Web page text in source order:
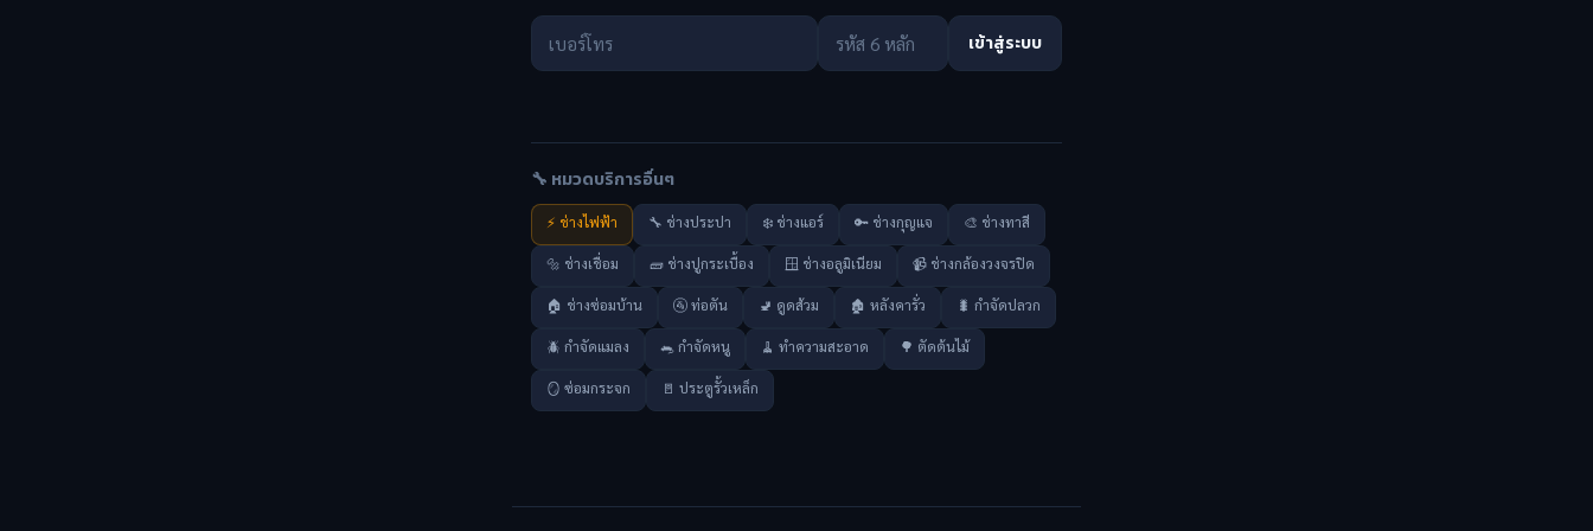
เข้าสู่ระบบ
🔧 หมวดบริการอื่นๆ
⚡ ช่างไฟฟ้า 🔧 ช่างประปา ❄️ ช่างแอร์ 🔑 ช่างกุญแจ 🎨 ช่างทาสี
🔩 ช่างเชื่อม 🧱 ช่างปูกระเบื้อง 🪟 ช่างอลูมิเนียม 📹 ช่างกล้องวงจรปิด
🏠 ช่างซ่อมบ้าน 🚰 ท่อตัน 🚽 ดูดส้วม 🏚️ หลังคารั่ว 🐛 กำจัดปลวก
🪲 กำจัดแมลง 🐀 กำจัดหนู 🧹 ทำความสะอาด 🌳 ตัดต้นไม้
🪞 ซ่อมกระจก 🚪 ประตูรั้วเหล็ก